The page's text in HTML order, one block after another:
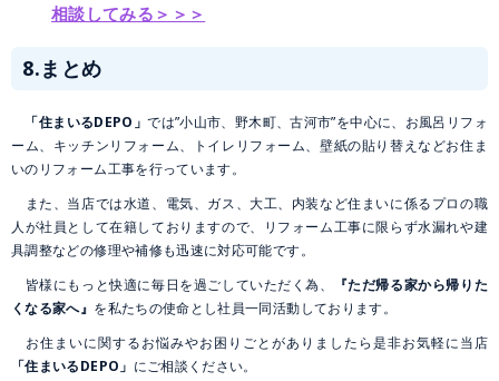
相談してみる＞＞＞
8.まとめ
「住まいるDEPO」では”小山市、野木町、古河市”を中心に、お風呂リフォ
ーム、キッチンリフォーム、トイレリフォーム、壁紙の貼り替えなどお住ま
いのリフォーム工事を行っています。
また、当店では水道、電気、ガス、大工、内装など住まいに係るプロの職
人が社員として在籍しておりますので、リフォーム工事に限らず水漏れや建
具調整などの修理や補修も迅速に対応可能です。
皆様にもっと快適に毎日を過ごしていただく為、
『ただ帰る家から帰りた
くなる家へ』 を私たちの使命とし社員一同活動しております。
お住まいに関するお悩みやお困りごとがありましたら是非お気軽に当店
「住まいるDEPO」 にご相談ください。